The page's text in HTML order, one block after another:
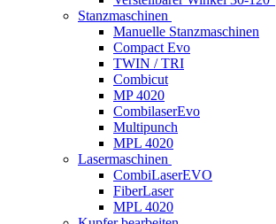
Stanzmaschinen
Manuelle Stanzmaschinen
Compact Evo
TWIN / TRI
Combicut
MP 4020
CombilaserEvo
Multipunch
MPL 4020
Lasermaschinen
CombiLaserEVO
FiberLaser
MPL 4020